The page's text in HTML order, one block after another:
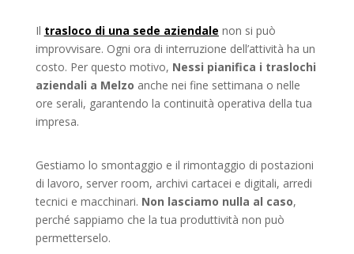
Il trasloco di una sede aziendale non si può
improvvisare. Ogni ora di interruzione dell’attività ha un
costo. Per questo motivo, Nessi pianifica i traslochi
aziendali a Melzo anche nei fine settimana o nelle
ore serali, garantendo la continuità operativa della tua
impresa.
Gestiamo lo smontaggio e il rimontaggio di postazioni
di lavoro, server room, archivi cartacei e digitali, arredi
tecnici e macchinari. Non lasciamo nulla al caso,
perché sappiamo che la tua produttività non può
permetterselo.